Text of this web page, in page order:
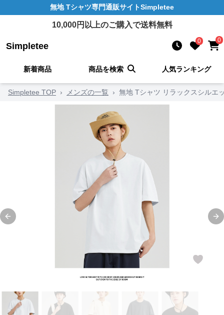
無地 Tシャツ専門通販サイトSimpletee
10,000円以上のご購入で送料無料
Simpletee 0 0
新着商品 商品を検索 人気ランキング
Simpletee TOP › メンズの一覧 › 無地 Tシャツ リラックスシルエ
Previous slide